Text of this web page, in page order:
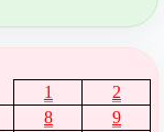
1
2
8
9